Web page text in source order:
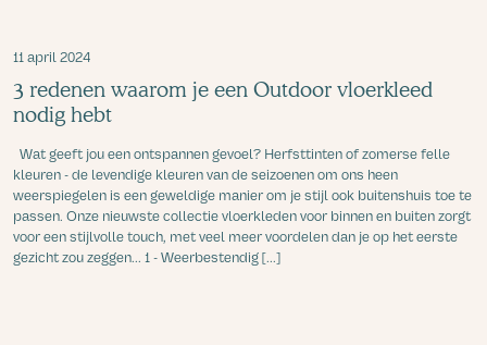
11 april 2024
3 redenen waarom je een Outdoor vloerkleed
nodig hebt
Wat geeft jou een ontspannen gevoel? Herfsttinten of zomerse felle
kleuren - de levendige kleuren van de seizoenen om ons heen
weerspiegelen is een geweldige manier om je stijl ook buitenshuis toe te
passen. Onze nieuwste collectie vloerkleden voor binnen en buiten zorgt
voor een stijlvolle touch, met veel meer voordelen dan je op het eerste
gezicht zou zeggen... 1 - Weerbestendig [...]